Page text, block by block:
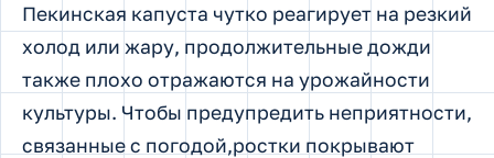
Пекинская капуста чутко реагирует на резкий
холод или жару, продолжительные дожди
также плохо отражаются на урожайности
культуры. Чтобы предупредить неприятности,
связанные с погодой,ростки покрывают